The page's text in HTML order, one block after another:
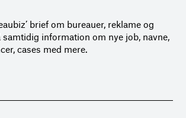
brief om bureauer, reklame og
samtidig information om nye job, navne,
cases med mere.